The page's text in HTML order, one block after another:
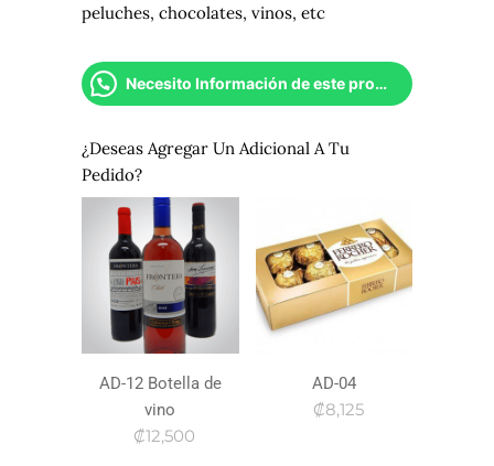
peluches, chocolates, vinos, etc
Necesito Información de este producto
¿Deseas Agregar Un Adicional A Tu
Pedido?
AD-12 Botella de
vino
₡12,500
AD-04
₡8,125